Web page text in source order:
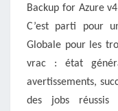
Backup for Azure
C’est parti pour
Globale pour les
vrac : état
avertissements,
des jobs réussis